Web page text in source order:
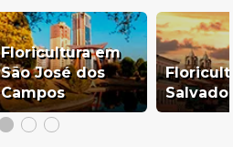
Floricultura em
São José dos
Campos